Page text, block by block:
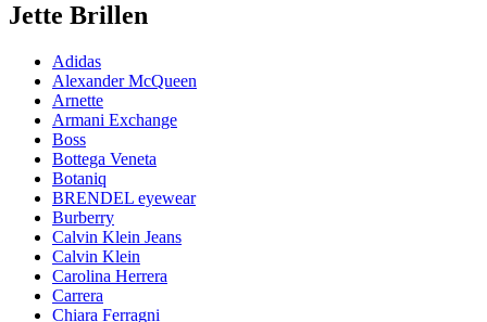
Jette Brillen
Adidas
Alexander McQueen
Arnette
Armani Exchange
Boss
Bottega Veneta
Botaniq
BRENDEL eyewear
Burberry
Calvin Klein Jeans
Calvin Klein
Carolina Herrera
Carrera
Chiara Ferragni